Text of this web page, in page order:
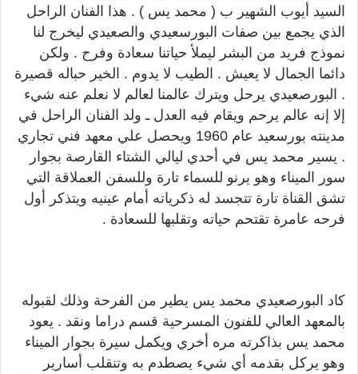
السيد أيوب الشهير ب ( محمد يس ) . هذا الفنان الراحل
الذي يجمع بين صفات البورسعيدي والصعيدي ليخرج لنا
نموذج فريد من البشر ليملأ حياتنا سعادة وفرح . ولكن
دائما الجمال لا يعيش . الطيب لا يدوم . الخير حباله قصيرة
. البورصعيدي يرحل ويترك عالمنا لعالم لا نعلم عنه شيء
إلا إنه عالم يرحم ويقام فيه العدل ـ ولد الفنان الراحل في
مدينته بورسعيد عام 1960 ويحصل علي معهد فني تجاري
. يسير محمد يس في أحدي ليالي الشتاء القارصة بجوار
سور الميناء وهو يرنو للسماء تارة وللسفن العملاقة التي
تشق القناة تارة تتجسد له ذكرياته أمام عينيه ويتذكر أول
فرحه عامرة تقتحم حياته وتقلبها للسعادة .
كاد البورصعيدي محمد يس يطير من الفرحة وذلك لقبوله
بالمعهد العالي للفنون المسرحية قسم دراما ونقد . يعود
محمد يس بذاكرته مره أخري ويكمل سيرة بجوار الميناء
وهو يركل بقدمه أي شيء يصطدم به وتنقلب أسارير